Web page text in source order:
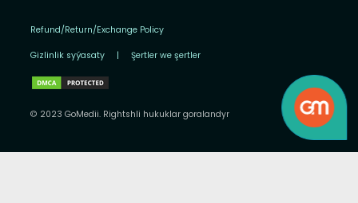
Refund/Return/Exchange Policy
Gizlinlik syýasaty | Şertler we şertler
© 2023 GoMedii. Rightshli hukuklar goralandyr